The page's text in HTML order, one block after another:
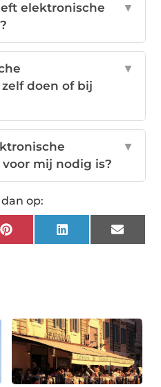
elektronische
▼
doen of bij
▼
mij nodig is?
▼
op:
PinterestLinkedInEmail